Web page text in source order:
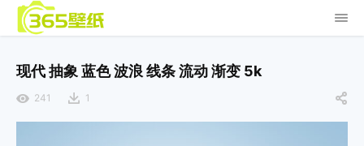
现代 抽象 蓝色 波浪 线条 流动 渐变 5k
241 1